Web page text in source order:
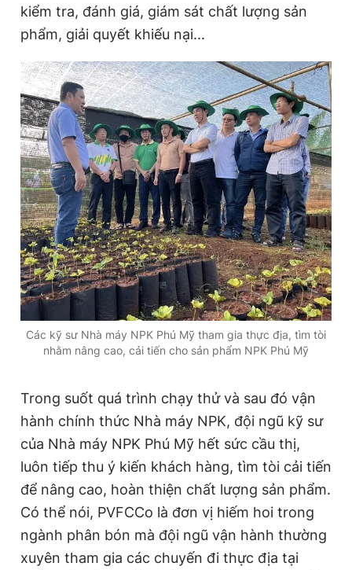
kiểm tra, đánh giá, giám sát chất lượng sản
phẩm, giải quyết khiếu nại...
Các kỹ sư Nhà máy NPK Phú Mỹ tham gia thực địa, tìm tòi
nhằm nâng cao, cải tiến cho sản phẩm NPK Phú Mỹ
Trong suốt quá trình chạy thử và sau đó vận
hành chính thức Nhà máy NPK, đội ngũ kỹ sư
của Nhà máy NPK Phú Mỹ hết sức cầu thị,
luôn tiếp thu ý kiến khách hàng, tìm tòi cải tiến
để nâng cao, hoàn thiện chất lượng sản phẩm.
Có thể nói, PVFCCo là đơn vị hiếm hoi trong
ngành phân bón mà đội ngũ vận hành thường
xuyên tham gia các chuyến đi thực địa tại